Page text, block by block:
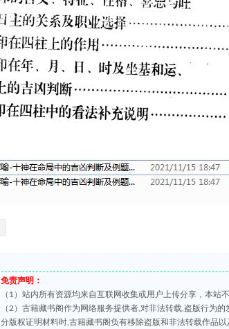
免责声明：
（1）站内所有资源均来自互联网收集或用户上传分享，本站
（2）古籍藏书阁作为网络服务提供者,对非法转载,盗版行为
分版权证明材料时,古籍藏书阁负有移除盗版和非法转载作品